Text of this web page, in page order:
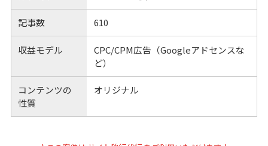
記事数 610
収益モデル
CPC/CPM広告（Googleアドセンスな
ど）
コンテンツの
性質
オリジナル